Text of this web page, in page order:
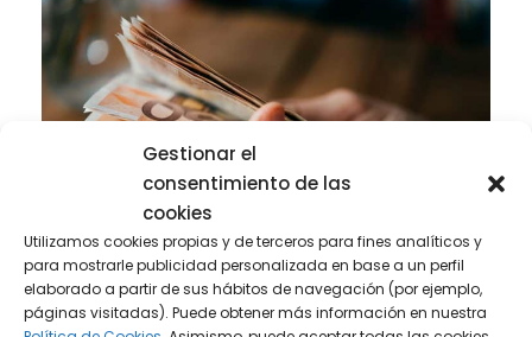
Gestionar el
consentimiento de las
cookies
Utilizamos cookies propias y de terceros para fines analíticos y
para mostrarle publicidad personalizada en base a un perfil
elaborado a partir de sus hábitos de navegación (por ejemplo,
páginas visitadas). Puede obtener más información en nuestra
Derecho Penal